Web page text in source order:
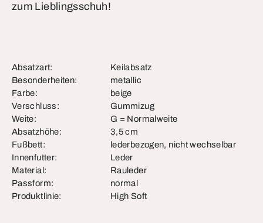
zum Lieblingsschuh!
Absatzart:
Keilabsatz
Besonderheiten:
metallic
Farbe:
beige
Verschluss:
Gummizug
Weite:
G = Normalweite
Absatzhöhe:
3,5 cm
Fußbett:
lederbezogen, nicht wechselbar
Innenfutter:
Leder
Material:
Rauleder
Passform:
normal
Produktlinie:
High Soft